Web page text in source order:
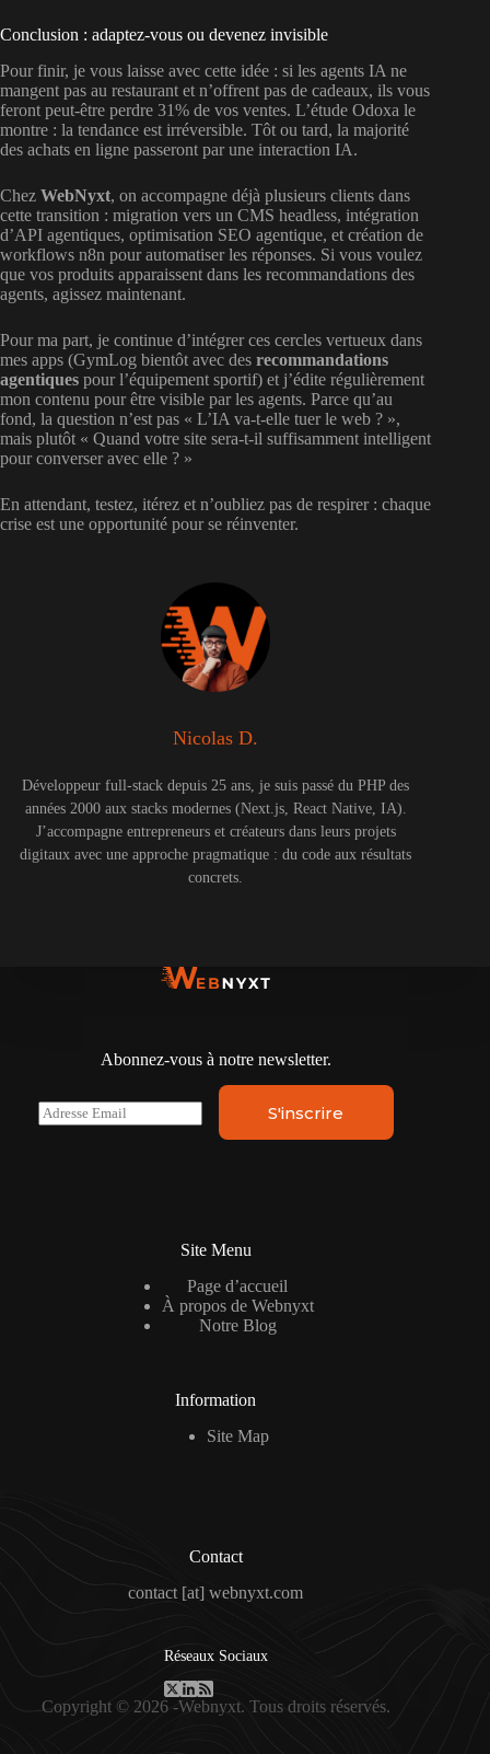
Conclusion : adaptez-vous ou devenez invisible
Pour finir, je vous laisse avec cette idée : si les agents IA ne
mangent pas au restaurant et n’offrent pas de cadeaux, ils vous
feront peut-être perdre 31% de vos ventes. L’étude Odoxa le
montre : la tendance est irréversible. Tôt ou tard, la majorité
des achats en ligne passeront par une interaction IA.
Chez WebNyxt, on accompagne déjà plusieurs clients dans
cette transition : migration vers un CMS headless, intégration
d’API agentiques, optimisation SEO agentique, et création de
workflows n8n pour automatiser les réponses. Si vous voulez
que vos produits apparaissent dans les recommandations des
agents, agissez maintenant.
Pour ma part, je continue d’intégrer ces cercles vertueux dans
mes apps (GymLog bientôt avec des recommandations
agentiques pour l’équipement sportif) et j’édite régulièrement
mon contenu pour être visible par les agents. Parce qu’au
fond, la question n’est pas « L’IA va-t-elle tuer le web ? »,
mais plutôt « Quand votre site sera-t-il suffisamment intelligent
pour converser avec elle ? »
En attendant, testez, itérez et n’oubliez pas de respirer : chaque
crise est une opportunité pour se réinventer.
Nicolas D.
Développeur full-stack depuis 25 ans, je suis passé du PHP des
années 2000 aux stacks modernes (Next.js, React Native, IA).
J’accompagne entrepreneurs et créateurs dans leurs projets
digitaux avec une approche pragmatique : du code aux résultats
concrets.
Abonnez-vous à notre newsletter.
E
m
S'inscrire
Site Menu
Page d’accueil
À propos de Webnyxt
Notre Blog
Information
Site Map
Contact
contact [at] webnyxt.com
Réseaux Sociaux
Copyright © 2026 -Webnyxt. Tous droits réservés.